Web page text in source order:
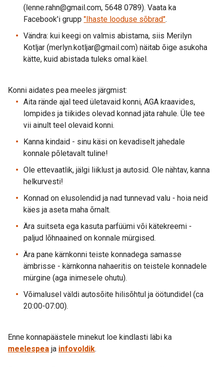
(lenne.rahn@gmail.com, 5648 0789). Vaata ka
Facebook'i grupp "Ihaste looduse sõbrad".
Vändra: kui keegi on valmis abistama, siis Merilyn
Kotljar (merlyn.kotljar@gmail.com) näitab õige asukoha
kätte, kuid abistada tuleks omal käel.
Konni aidates pea meeles järgmist:
Aita rände ajal teed ületavaid konni, AGA kraavides,
lompides ja tiikides olevad konnad jäta rahule. Üle tee
vii ainult teel olevaid konni.
Kanna kindaid - sinu käsi on kevadiselt jahedale
konnale põletavalt tuline!
Ole ettevaatlik, jälgi liiklust ja autosid. Ole nähtav, kanna
helkurvesti!
Konnad on elusolendid ja nad tunnevad valu - hoia neid
käes ja aseta maha õrnalt.
Ära suitseta ega kasuta parfüümi või kätekreemi -
paljud lõhnaained on konnale mürgised.
Ära pane kärnkonni teiste konnadega samasse
ämbrisse - kärnkonna nahaeritis on teistele konnadele
mürgine (aga inimesele ohutu).
Võimalusel väldi autosõite hilisõhtul ja öötundidel (ca
20:00-07:00).
Enne konnapäästele minekut loe kindlasti läbi ka
meelespea ja infovoldik.